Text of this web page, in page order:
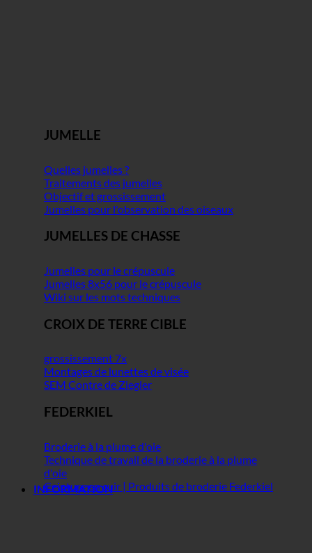
JUMELLE
Quelles jumelles ?
Traitements des jumelles
Objectif et grossissement
Jumelles pour l'observation des oiseaux
JUMELLES DE CHASSE
Jumelles pour le crépuscule
Jumelles 8x56 pour le crépuscule
Wiki sur les mots techniques
CROIX DE TERRE CIBLE
grossissement 7x
Montages de lunettes de visée
SEM Contre de Ziegler
FEDERKIEL
Broderie à la plume d'oie
Technique de travail de la broderie à la plume
d'oie
Ceinture en cuir | Produits de broderie Federkiel
INFORMATION